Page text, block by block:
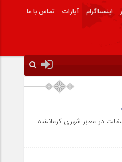
اینستاگرام آپارات تماس با ما
در معابر شهری کرمانشاه